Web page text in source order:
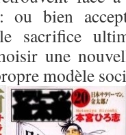
: ou bien
sacrifice
une
modèle